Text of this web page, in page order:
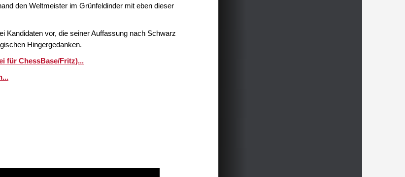
den Weltmeister im Grünfeldinder mit eben dieser
Kandidaten vor, die seiner Auffassung nach Schwarz
Hingergedanken.
für ChessBase/Fritz)...